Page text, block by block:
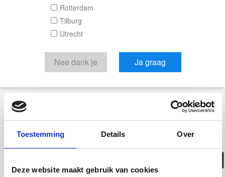
Toestemming Details Over
Deze website maakt gebruik van cookies
Deze woning is
helaas
verhuurd/verwijderd
Rotterdam
Tilburg
Utrecht
Nee dank je Ja graag